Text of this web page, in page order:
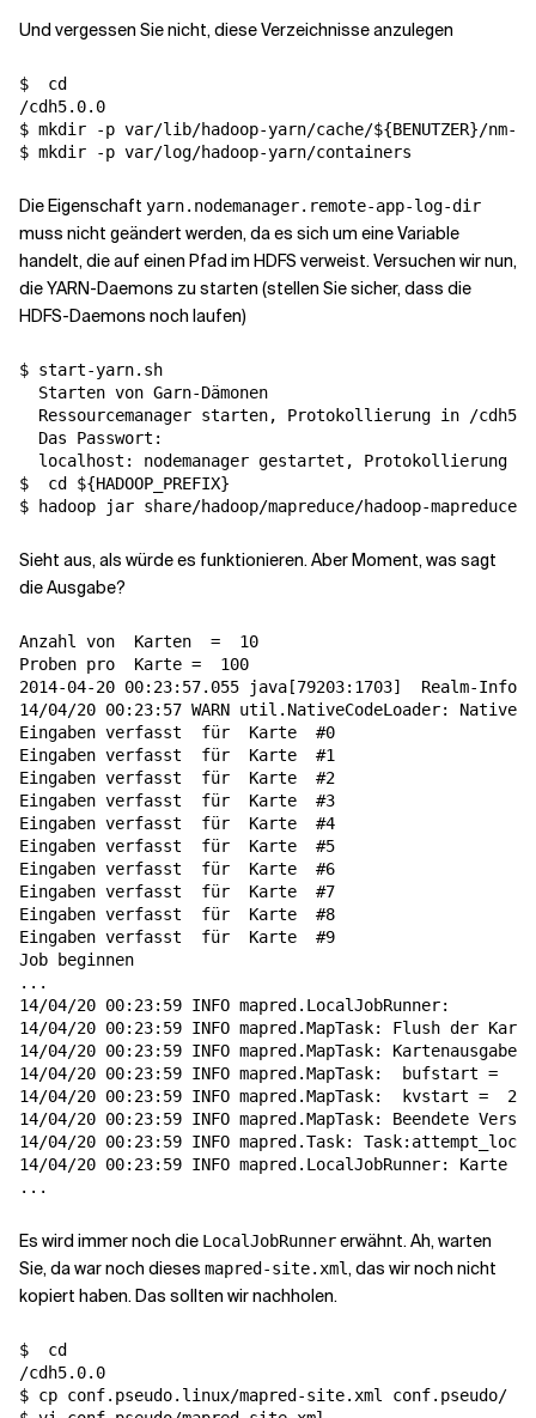
Und vergessen Sie nicht, diese Verzeichnisse anzulegen
$ cd
/cdh5.0.0
$ mkdir -p var/lib/hadoop-yarn/cache/${BENUTZER}/nm-
Die Eigenschaft yarn.nodemanager.remote-app-log-dir
muss nicht geändert werden, da es sich um eine Variable
handelt, die auf einen Pfad im HDFS verweist. Versuchen wir nun,
die YARN-Daemons zu starten (stellen Sie sicher, dass die
HDFS-Daemons noch laufen)
$ start-yarn.sh
  Starten von Garn-Dämonen
Ressourcemanager starten, Protokollierung in /
  Das Passwort:
localhost: nodemanager gestartet, Protokollierung
$ cd ${HADOOP_PREFIX}
$ hadoop jar share/hadoop/mapreduce/hadoop-
Sieht aus, als würde es funktionieren. Aber Moment, was sagt
die Ausgabe?
Anzahl von Karten =
  10
Proben pro Karte =
  100
2014-04-20 00:23:57.055 java [79203:1703]
Realm-
14/04/20 00:23:57 WARN util.NativeCodeLoader:
Eingaben verfasst für
  Karte
#0
Eingaben verfasst für
  Karte
#1
Eingaben verfasst für
  Karte
#2
Eingaben verfasst für
  Karte
#3
Eingaben verfasst für
  Karte
#4
Eingaben verfasst für
  Karte
#5
Eingaben verfasst für
  Karte
#6
Eingaben verfasst für
  Karte
#7
Eingaben verfasst für
  Karte
#8
Eingaben verfasst für
  Karte
#9
Job beginnen
...
14/04/20 00:23:59 INFO mapred.LocalJobRunner:
14/04/20 00:23:59 INFO mapred.MapTask: Flush der
14/04/20 00:23:59 INFO mapred.MapTask: Kartenausgabe
14/04/20 00:23:59 INFO mapred.MapTask:
bufstart =
14/04/20 00:23:59 INFO mapred.MapTask:
kvstart =
14/04/20 00:23:59 INFO mapred.MapTask: Beendete
14/04/20 00:23:59 INFO mapred.Task:
14/04/20 00:23:59 INFO mapred.LocalJobRunner: Karte
Es wird immer noch die LocalJobRunnererwähnt. Ah, warten
Sie, da war noch dieses mapred-site.xml, das wir noch nicht
kopiert haben. Das sollten wir nachholen.
$ cd
/cdh5.0.0
$ cp conf.pseudo.linux/mapred-site.xml conf.pseudo/